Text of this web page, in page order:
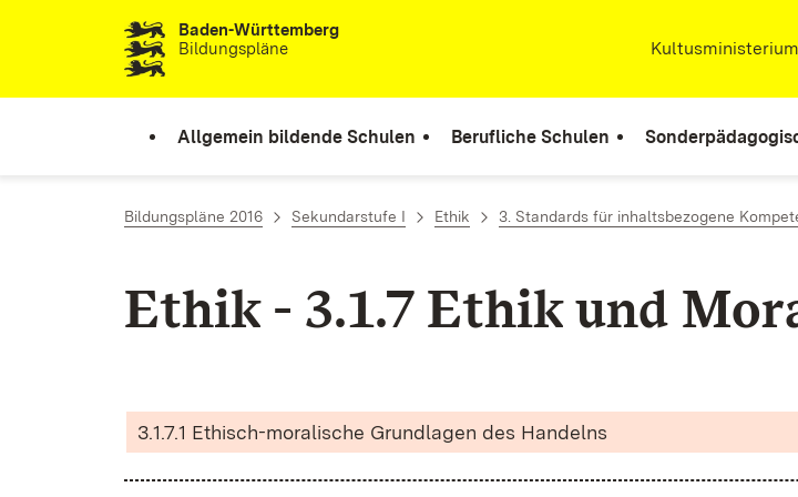
Zum Inhalt springenBaden-Württemberg
Bildungspläne
Extern:
Kultusministerium
Allgemein bildende Schulen Berufliche Schulen
Bildungspläne 2016 Sekundarstufe I Ethik 3. Standards für inhaltsbezogene
Ethik - 3.1.7 Ethik und
3.1.7.1 Ethisch-moralische Grundlagen des Handelns